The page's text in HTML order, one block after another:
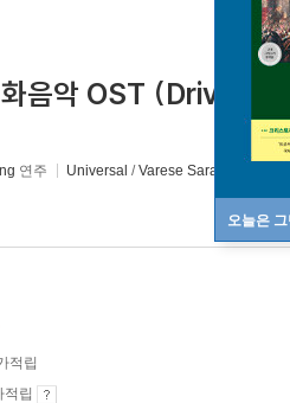
오늘은
음악 OST (Driving
연주 Universal /Varese Sarabande
적립
립